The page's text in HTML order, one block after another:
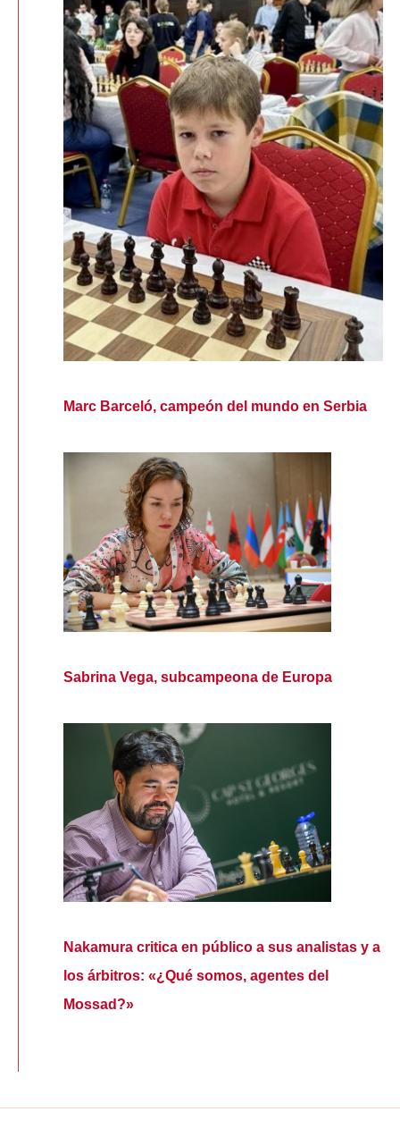
Marc Barceló, campeón del mundo en Serbia
Sabrina Vega, subcampeona de Europa
Nakamura critica en público a sus analistas y a
los árbitros: «¿Qué somos, agentes del
Mossad?»